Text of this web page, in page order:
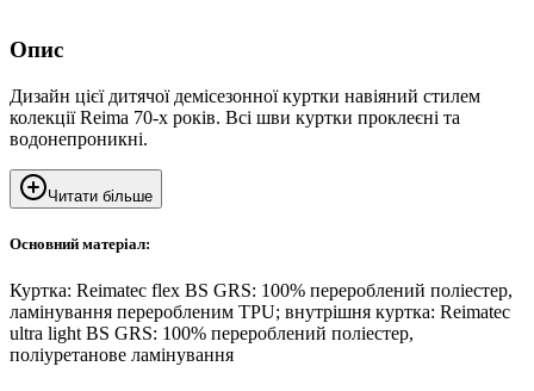
Опис
Дизайн цієї дитячої демісезонної куртки навіяний стилем
колекції Reima 70-х років. Всі шви куртки проклеєні та
водонепроникні.
Читати більше
Основний матеріал:
Куртка: Reimatec flex BS GRS: 100% перероблений поліестер,
ламінування переробленим TPU; внутрішня куртка: Reimatec
ultra light BS GRS: 100% перероблений поліестер,
поліуретанове ламінування